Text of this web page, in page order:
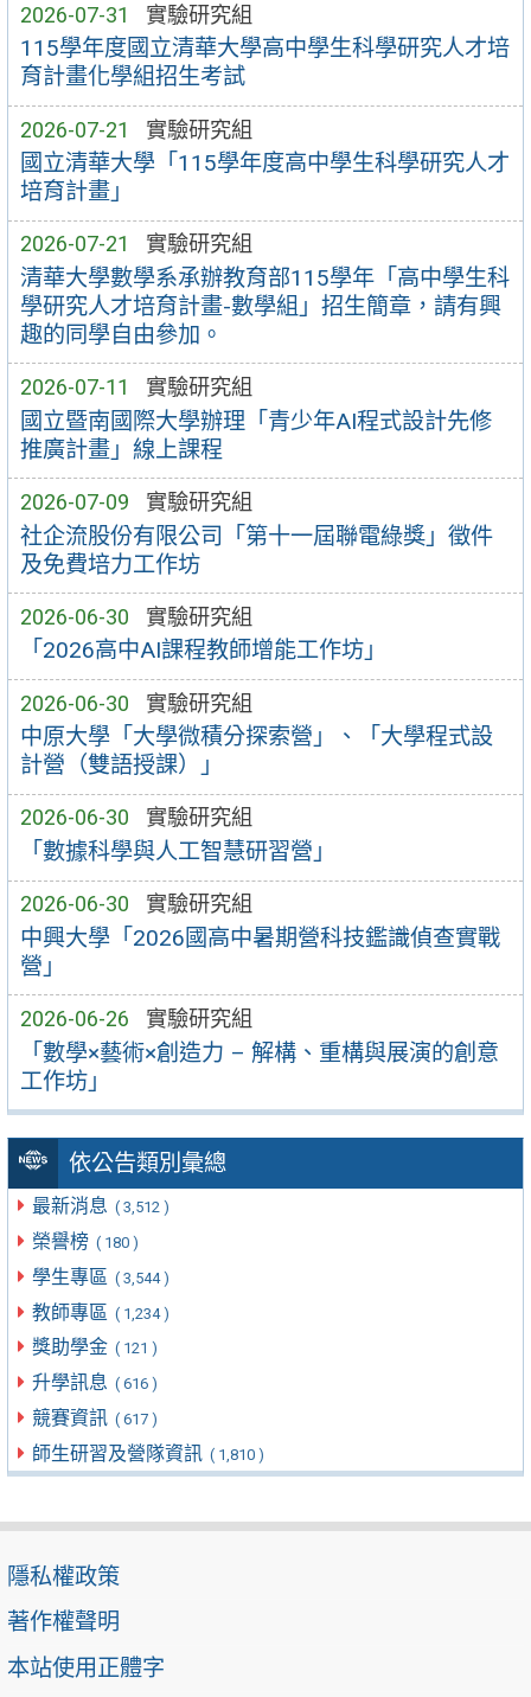
2026-07-31 實驗研究組
115學年度國立清華大學高中學生科學研究人才培
育計畫化學組招生考試
2026-07-21 實驗研究組
國立清華大學「115學年度高中學生科學研究人才
培育計畫」
2026-07-21 實驗研究組
清華大學數學系承辦教育部115學年「高中學生科
學研究人才培育計畫-數學組」招生簡章，請有興
趣的同學自由參加。
2026-07-11 實驗研究組
國立暨南國際大學辦理「青少年AI程式設計先修
推廣計畫」線上課程
2026-07-09 實驗研究組
社企流股份有限公司「第十一屆聯電綠獎」徵件
及免費培力工作坊
2026-06-30 實驗研究組
「2026高中AI課程教師增能工作坊」
2026-06-30 實驗研究組
中原大學「大學微積分探索營」、「大學程式設
計營（雙語授課）」
2026-06-30 實驗研究組
「數據科學與人工智慧研習營」
2026-06-30 實驗研究組
中興大學「2026國高中暑期營科技鑑識偵查實戰
營」
2026-06-26 實驗研究組
「數學×藝術×創造力 – 解構、重構與展演的創意
工作坊」
依公告類別彙總
最新消息 ( 3,512 )
榮譽榜 ( 180 )
學生專區 ( 3,544 )
教師專區 ( 1,234 )
獎助學金 ( 121 )
升學訊息 ( 616 )
競賽資訊 ( 617 )
師生研習及營隊資訊 ( 1,810 )
隱私權政策
著作權聲明
本站使用正體字